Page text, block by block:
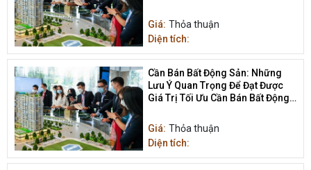
Giá: Thỏa thuận
Diện tích:
Cần Bán Bất Động Sản: Những
Lưu Ý Quan Trọng Để Đạt Được
Giá Trị Tối Ưu Cần Bán Bất Động
Giá: Thỏa thuận
Diện tích: